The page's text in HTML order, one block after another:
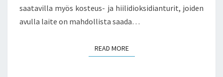
saatavilla myös kosteus- ja hiilidioksidianturit, joiden
avulla laite on mahdollista saada…
READ MOREREAD MORE